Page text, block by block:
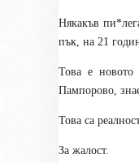
Някакъв пи*
пък, на 21
Това е новото
Пампорово,
Това са
За жалост.